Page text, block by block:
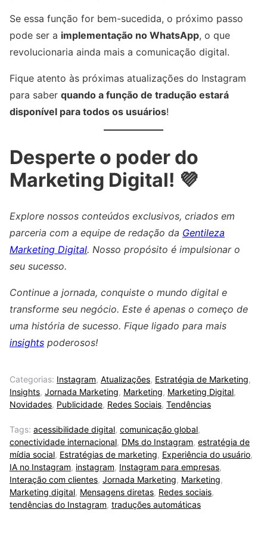
Se essa função for bem-sucedida, o próximo passo
pode ser a implementação no WhatsApp, o que
revolucionaria ainda mais a comunicação digital.
Fique atento às próximas atualizações do Instagram
para saber quando a função de tradução estará
disponível para todos os usuários!
Desperte o poder do
Marketing Digital! 💜
Explore nossos conteúdos exclusivos, criados em
parceria com a equipe de redação da Gentileza
Marketing Digital. Nosso propósito é impulsionar o
seu sucesso.
Continue a jornada, conquiste o mundo digital e
transforme seu negócio. Este é apenas o começo de
uma história de sucesso. Fique ligado para mais
insights poderosos!
Categorias: Instagram, Atualizações, Estratégia de Marketing,
Insights, Jornada Marketing, Marketing, Marketing Digital,
Novidades, Publicidade, Redes Sociais, Tendências
Tags: acessibilidade digital, comunicação global,
conectividade internacional, DMs do Instagram, estratégia de
mídia social, Estratégias de marketing, Experiência do usuário,
IA no Instagram, instagram, Instagram para empresas,
Interação com clientes, Jornada Marketing, Marketing,
Marketing digital, Mensagens diretas, Redes sociais,
tendências do Instagram, traduções automáticas